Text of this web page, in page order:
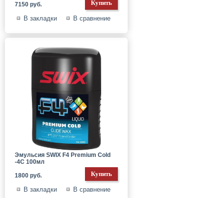
7150 руб.
В закладки В сравнение
Эмульсия SWIX F4 Premium Cold
-4C 100мл
1800 руб.
В закладки В сравнение